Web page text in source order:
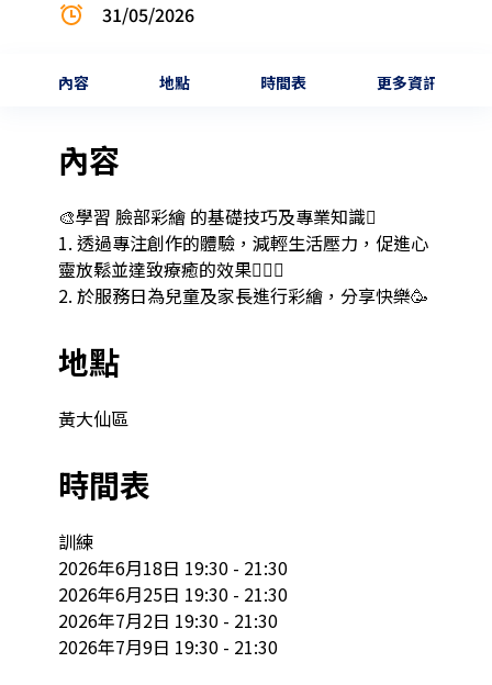
31/05/2026
內容 地點 時間表 更多資訊
內容
🎨學習 臉部彩繪 的基礎技巧及專業知識🫟
1. 透過專注創作的體驗，減輕生活壓力，促進心
靈放鬆並達致療癒的效果🧘🏻‍♀️
2. 於服務日為兒童及家長進行彩繪，分享快樂🥳
地點
黃大仙區
時間表
訓練
2026年6月18日 19:30 - 21:30
2026年6月25日 19:30 - 21:30
2026年7月2日 19:30 - 21:30
2026年7月9日 19:30 - 21:30